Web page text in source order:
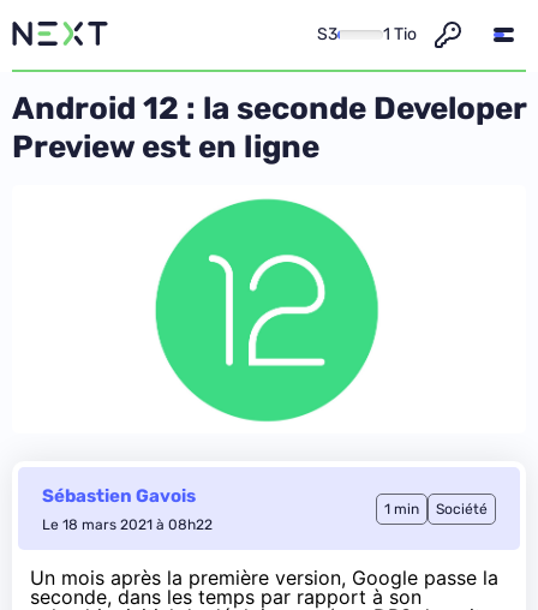
S3 1 Tio
Android 12 : la seconde Developer
Preview est en ligne
Sébastien Gavois
Le 18 mars 2021 à 08h22
1 min Société
Un mois après la première version, Google passe la
seconde, dans les temps par rapport à son